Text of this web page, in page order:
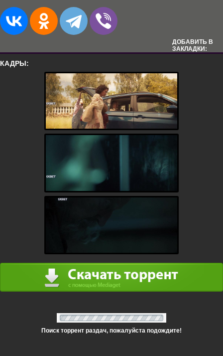
ДОБАВИТЬ В
ЗАКЛАДКИ:
КАДРЫ:
Поиск торрент раздач, пожалуйста подождите!